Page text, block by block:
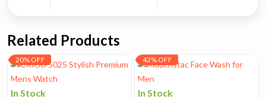
Related Products
20% OFF
In Stock
42% OFF
In Stock